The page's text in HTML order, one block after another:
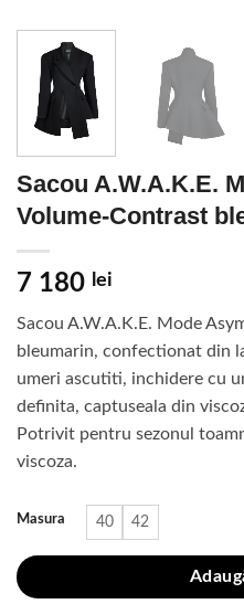
Sacou A.W.A.K.E.
Volume-Contrast
7 180 lei
Sacou A.W.A.K.E. Mode
bleumarin, confectionat din
umeri ascutiti, inchidere cu
definita, captuseala din
Potrivit pentru sezonul
viscoza.
Masura 40 42